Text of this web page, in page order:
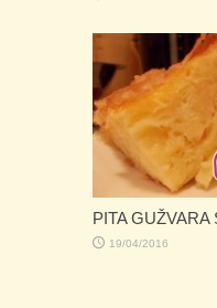
PITA GUŽVARA
19/04/2016